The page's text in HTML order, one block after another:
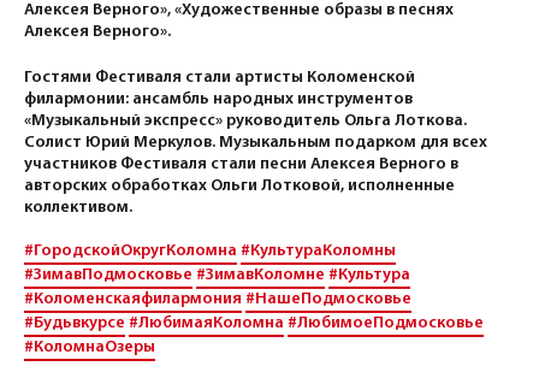
Алексея Верного», «Художественные образы в песнях
Алексея Верного».
Гостями Фестиваля стали артисты Коломенской
филармонии: ансамбль народных инструментов
«Музыкальный экспресс» руководитель Ольга Лоткова.
Солист Юрий Меркулов. Музыкальным подарком для всех
участников Фестиваля стали песни Алексея Верного в
авторских обработках Ольги Лотковой, исполненные
коллективом.
#ГородскойОкругКоломна #КультураКоломны
#ЗимавПодмосковье #ЗимавКоломне #Культура
#Коломенскаяфилармония #НашеПодмосковье
#Будьвкурсе #ЛюбимаяКоломна #ЛюбимоеПодмосковье
#КоломнаОзеры